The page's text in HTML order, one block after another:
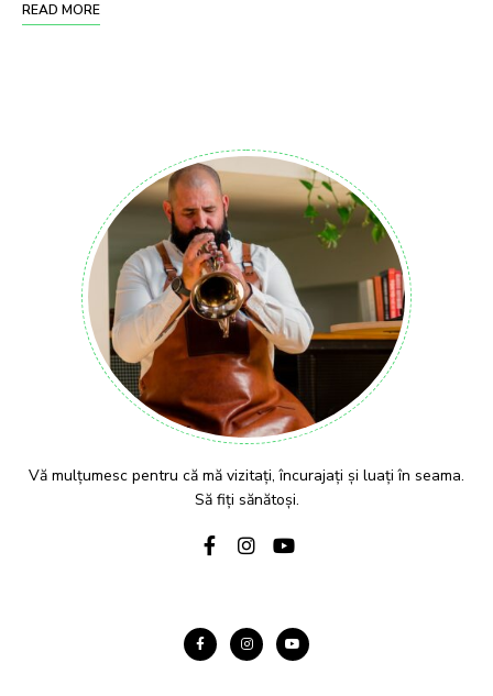
READ MORE
Vă mulțumesc pentru că mă vizitați, încurajați și luați în seama.
Să fiți sănătoși.